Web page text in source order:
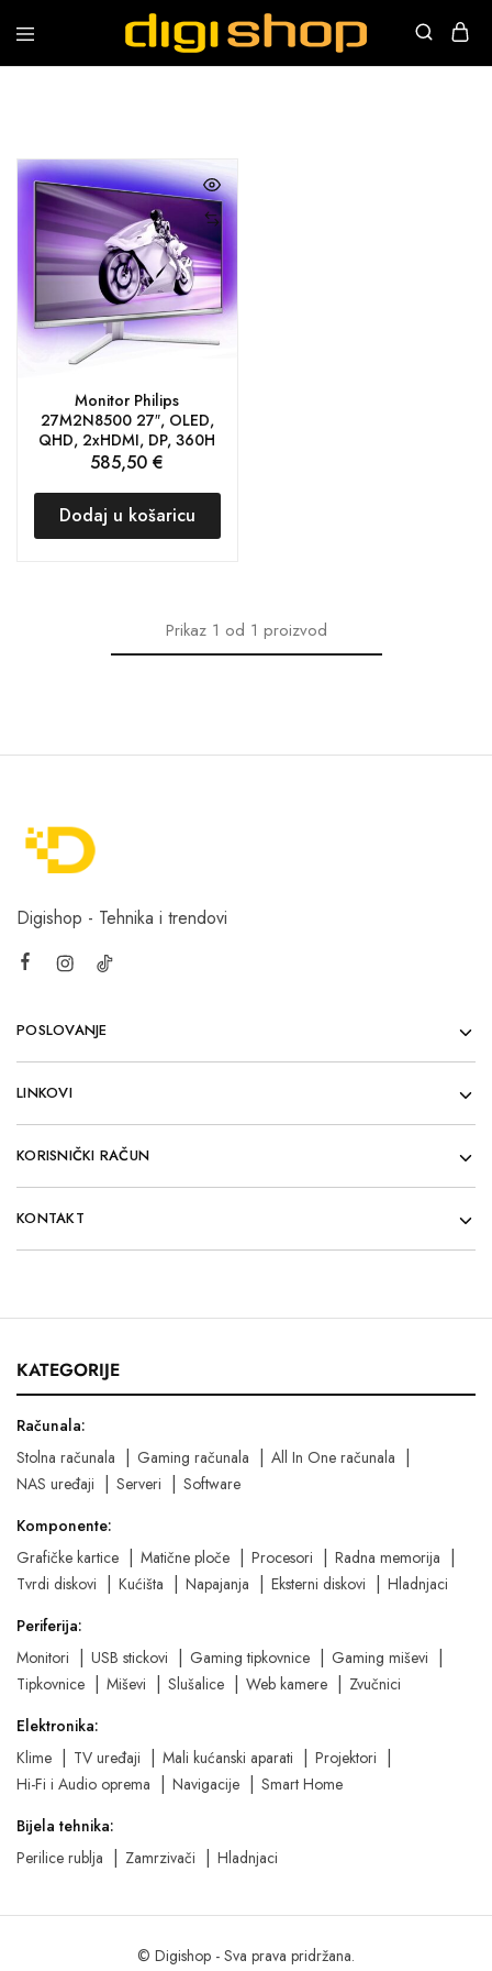
Digishop
Vaša
Monitor Philips
27M2N8500 27″, OLED,
QHD, 2xHDMI, DP, 360H
585,50€
Dodaj u košaricu
Prikaz1 od 1 proizvod
Digishop - Tehnika i trendovi
POSLOVANJE
LINKOVI
KORISNIČKI RAČUN
KONTAKT
KATEGORIJE
Računala:
Stolna računala
Gaming računala
All In One računala
NAS uređaji
Serveri
Software
Komponente:
Grafičke kartice
Matične ploče Procesori
Radna memorija
Tvrdi diskovi
Kućišta Napajanja Eksterni diskovi
Hladnjaci
Periferija:
Monitori
USB stickovi Gaming tipkovnice
Gaming miševi
Tipkovnice
Miševi Slušalice Web kamere
Zvučnici
Elektronika:
Klime
TV uređaji Mali kućanski aparati
Projektori
Hi-Fi i Audio oprema
Navigacije
Smart Home
Bijela tehnika:
Perilice rublja
Zamrzivači Hladnjaci
© Digishop - Sva prava pridržana.